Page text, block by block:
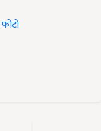
फोटो